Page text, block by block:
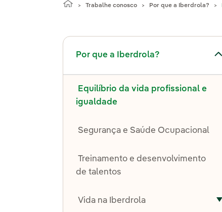
Trabalhe conosco Por que a Iberdrola?
Por que a Iberdrola?
Alternar submenu de Por que a Iberdrola?
Equilíbrio da vida profissional e
igualdade
Segurança e Saúde Ocupacional
Treinamento e desenvolvimento
de talentos
Vida na Iberdrola